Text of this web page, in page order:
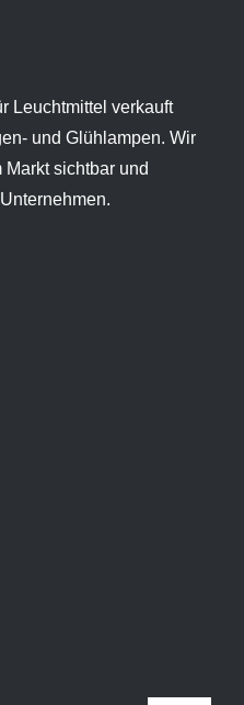
Leuchtmittel verkauft
und Glühlampen. Wir
sichtbar und